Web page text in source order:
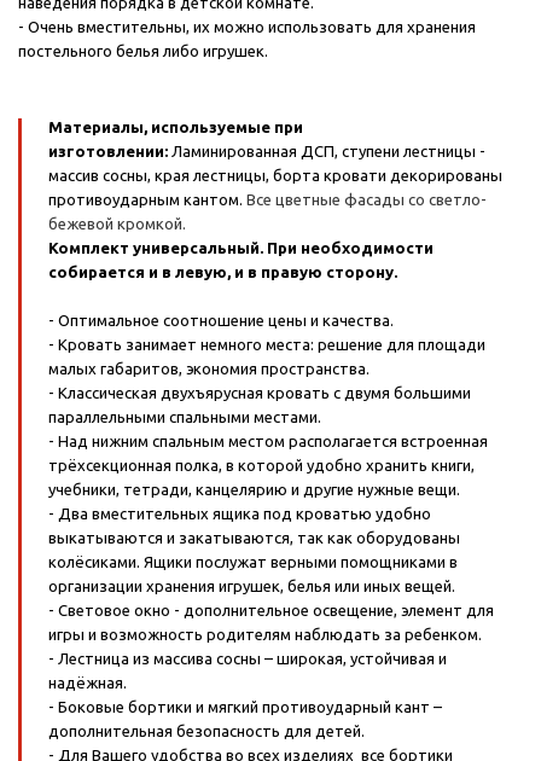
- Очень вместительны, их можно использовать для хранения
постельного белья либо игрушек.
Материалы, используемые при
изготовлении: Ламинированная ДСП, ступени лестницы -
массив сосны, края лестницы, борта кровати декорированы
противоударным кантом. Все цветные фасады со светло-
бежевой кромкой.
Комплект универсальный. При необходимости
собирается и в левую, и в правую сторону.
- Оптимальное соотношение цены и качества.
- Кровать занимает немного места: решение для площади
малых габаритов, экономия пространства.
- Классическая двухъярусная кровать с двумя большими
параллельными спальными местами.
- Над нижним спальным местом располагается встроенная
трёхсекционная полка, в которой удобно хранить книги,
учебники, тетради, канцелярию и другие нужные вещи.
- Два вместительных ящика под кроватью удобно
выкатываются и закатываются, так как оборудованы
колёсиками. Ящики послужат верными помощниками в
организации хранения игрушек, белья или иных вещей.
- Световое окно - дополнительное освещение, элемент для
игры и возможность родителям наблюдать за ребенком.
- Лестница из массива сосны – широкая, устойчивая и
надёжная.
- Боковые бортики и мягкий противоударный кант –
дополнительная безопасность для детей.
- Для Вашего удобства во всех изделиях все бортики